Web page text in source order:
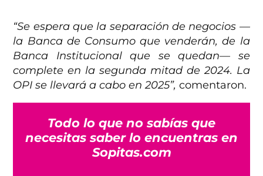
“Se espera que la separación de negocios —
la Banca de Consumo que venderán, de la
Banca Institucional que se quedan— se
complete en la segunda mitad de 2024. La
OPI se llevará a cabo en 2025”, comentaron.
Todo lo que no sabías que
necesitas saber lo encuentras en
Sopitas.com